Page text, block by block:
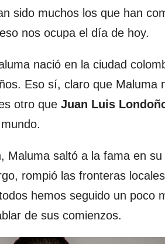
sido muchos los que han
nos ocupa el día de hoy.
nació en la ciudad
Eso sí, claro que Maluma
otro que Juan Luis
Maluma saltó a la fama en
rompió las fronteras
hemos seguido un poco
de sus comienzos.